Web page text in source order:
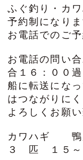
ふぐ釣り・カ
予約制になりま
お電話でのご
お電話の問い
合１６：００
船に転送にな
はつながりに
よろしくお願い
カワハギ 鴨
３ 匹 １５